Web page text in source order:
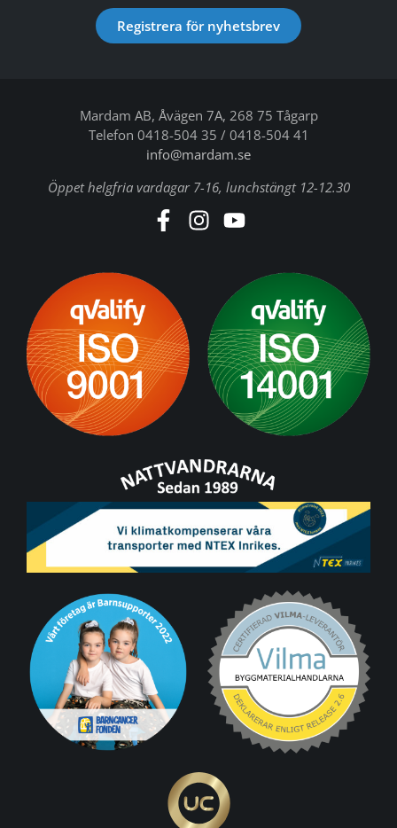
Registrera för nyhetsbrev
Mardam AB, Åvägen 7A, 268 75 Tågarp
Telefon 0418-504 35 / 0418-504 41
info@mardam.se
Öppet helgfria vardagar 7-16, lunchstängt 12-12.30